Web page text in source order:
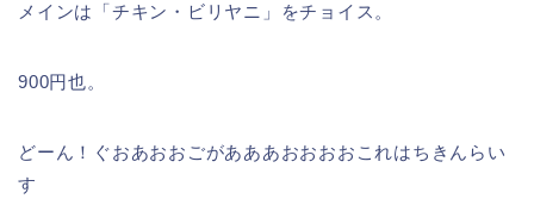
メインは「チキン・ビリヤニ」をチョイス。
900円也。
どーん！ぐおあおおごがあああおおおおこれはちきんらい
す